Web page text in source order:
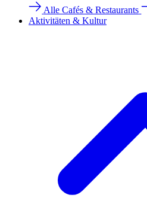
Alle Cafés & Restaurants
Aktivitäten & Kultur